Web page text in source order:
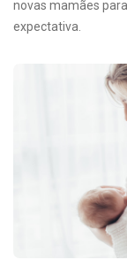
novas mamães
expectativa.